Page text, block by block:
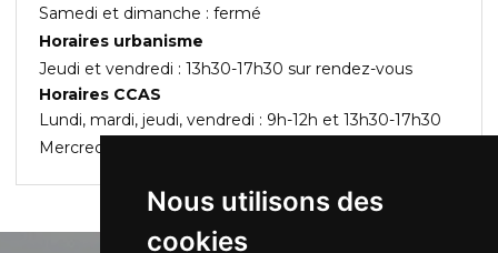
Nous utilisons des
cookies
Samedi et dimanche : fermé
Horaires urbanisme
Jeudi et vendredi : 13h30-17h30 sur rendez-vous
Horaires CCAS
Lundi, mardi, jeudi, vendredi : 9h-12h et 13h30-17h30
Mercredi : fermé le matin et 13h30-17h30